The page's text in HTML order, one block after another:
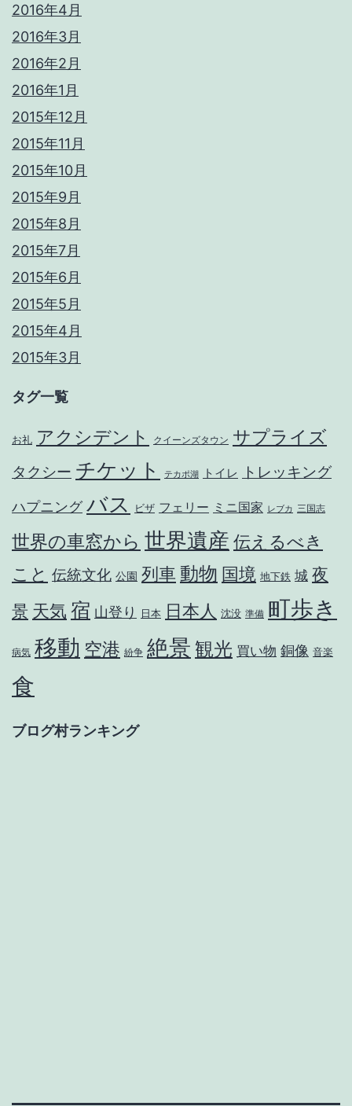
2016年4月
2016年3月
2016年2月
2016年1月
2015年12月
2015年11月
2015年10月
2015年9月
2015年8月
2015年7月
2015年6月
2015年5月
2015年4月
2015年3月
タグ一覧
お礼 アクシデント クイーンズタウン サプライズ
タクシー チケット テカポ湖 トイレ トレッキング
ハプニング バス ビザ フェリー ミニ国家 レブカ 三国志
世界の車窓から 世界遺産 伝えるべき
こと 伝統文化 公園 列車 動物 国境 地下鉄 城 夜
景 天気 宿 山登り 日本 日本人 沈没 準備 町歩き
病気 移動 空港 紛争 絶景 観光 買い物 銅像 音楽
食
ブログ村ランキング